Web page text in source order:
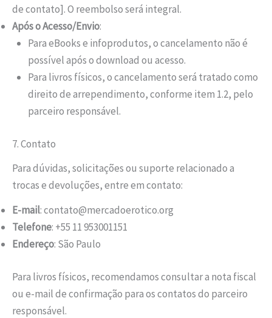
de contato]. O reembolso será integral.
Após o Acesso/Envio:
Para eBooks e infoprodutos, o cancelamento não é
possível após o download ou acesso.
Para livros físicos, o cancelamento será tratado como
direito de arrependimento, conforme item 1.2, pelo
parceiro responsável.
7. Contato
Para dúvidas, solicitações ou suporte relacionado a
trocas e devoluções, entre em contato:
E-mail: contato@mercadoerotico.org
Telefone: +55 11 953001151
Endereço: São Paulo
Para livros físicos, recomendamos consultar a nota fiscal
ou e-mail de confirmação para os contatos do parceiro
responsável.